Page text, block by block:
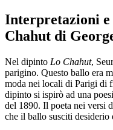
Interpretazioni e
Chahut di
Nel dipinto Lo Chahut,
parigino. Questo ballo era
moda nei locali di Parigi di
dipinto si ispirò ad una
del 1890. Il poeta nei versi
che il ballo susciti desiderio